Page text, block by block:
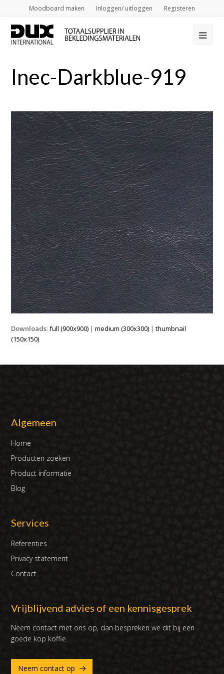
Moodboard maken Inloggen/ uitloggen Registeren
Inec-Darkblue-919
Downloads:full (900x900) |medium (300x300) |thumbnail
(150x150)
Algemeen
Home
Producten zoeken
Product informatie
Blog
Services
Referenties
Privacy statement
Contact
Vrijblijvend advies of een kennisgesprek
Neem contact met ons op, dan bespreken we dit bij een
goede kop koffie.
Neem contact op